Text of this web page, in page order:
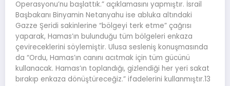
Operasyonu’nu başlattık.” açıklamasını yapmıştır. İsrail
Başbakanı Binyamin Netanyahu ise abluka altındaki
Gazze Şeridi sakinlerine “bölgeyi terk etme” çağrısı
yaparak, Hamas’ın bulunduğu tüm bölgeleri enkaza
çevireceklerini söylemiştir. Ulusa sesleniş konuşmasında
da “Ordu, Hamas’ın canını acıtmak için tüm gücünü
kullanacak. Hamas’ın toplandığı, gizlendiği her yeri sakat
bırakıp enkaza dönüştüreceğiz.” ifadelerini kullanmıştır.13